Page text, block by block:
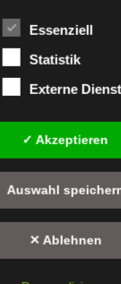
– die Druckerei in
und
genetischen,
kulturellen oder
Person sind,
ist jede
Person,
verarbeitet werden.
mit oder ohne
Essenziell
Statistik
Externe
✓ Akzeptieren
Auswahl
✕ Ablehnen